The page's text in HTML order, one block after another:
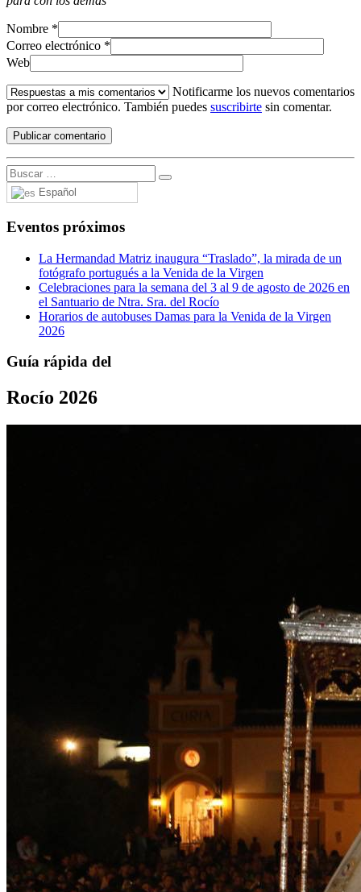
Nombre *
Correo electrónico *
Web
Notificarme los nuevos comentarios
por correo electrónico. También puedes suscribirte sin comentar.
Español
Eventos próximos
La Hermandad Matriz inaugura “Traslado”, la mirada de un
fotógrafo portugués a la Venida de la Virgen
Celebraciones para la semana del 3 al 9 de agosto de 2026 en
el Santuario de Ntra. Sra. del Rocío
Horarios de autobuses Damas para la Venida de la Virgen
2026
Guía rápida del
Rocío 2026